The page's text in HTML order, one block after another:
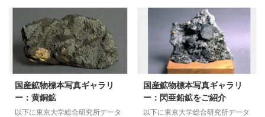
会のリンクを掲載しております。
地図関連 国土地理院 このWEBマ
ップを利用することで、無料で全
国の地形図が閲覧できます。オン
ラインのみでの利用になりますの
で、現地での利用には、紙媒体の
地形図も用意すると安心です。
国土地理院の電子地形図 電子地
形図の機能として無料で印刷と画
されていますので是非ご一読くだ
さい 総合研究所データベース
（和田 維四郎 鉱物標本） 方鉛
鉱 秋田県山本郡藤里町 太良鉱
山 方鉛鉱 秋田県北秋田郡阿仁
町 阿仁鉱山 方鉛鉱 宮崎県西
臼杵郡高千穂町 土呂久鉱山 方
鉛鉱 大分県大野郡緒方町 豊栄
鉱山 まとめ 参考図書 ・本邦鉱物
国産鉱物標本写真ギャラリ
ー：黄銅鉱
以下に東京大学総合研究所データ
国産鉱物標本写真ギャラリ
ー：閃亜鉛鉱をご紹介
以下に東京大学総合研究所データ